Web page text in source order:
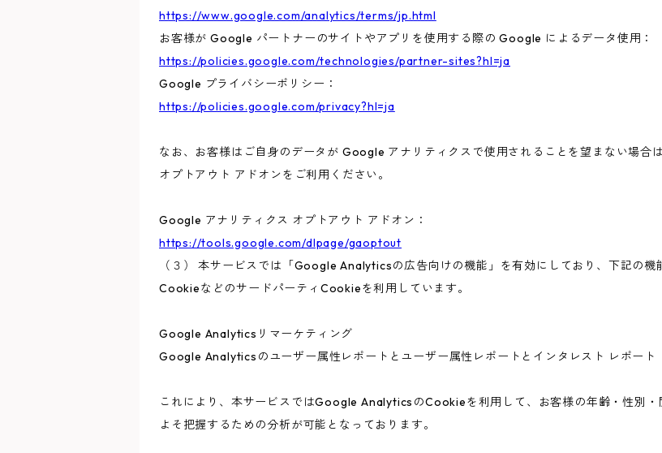
https://www.google.com/analytics/terms/jp.html
お客様が Google パートナーのサイトやアプリを使用する際の Google によるデータ使用：
https://policies.google.com/technologies/partner-sites?hl=ja
Google プライバシーポリシー：
https://policies.google.com/privacy?hl=ja
なお、お客様はご自身のデータが Google アナリティクスで使用されることを望まない場
オプトアウト アドオンをご利用ください。
Google アナリティクス オプトアウト アドオン：
https://tools.google.com/dlpage/gaoptout
（３） 本サービスでは「Google Analyticsの広告向けの機能」を有効にしており、下記の
CookieなどのサードパーティCookieを利用しています。
Google Analyticsリマーケティング
Google Analyticsのユーザー属性レポートとユーザー属性レポートとインタレスト レポート
これにより、本サービスではGoogle AnalyticsのCookieを利用して、お客様の年齢・性別
よそ把握するための分析が可能となっております。